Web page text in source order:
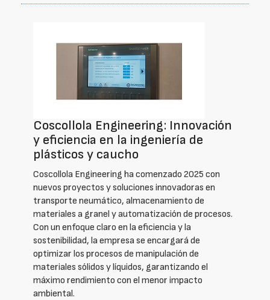
Coscollola Engineering: Innovación
y eficiencia en la ingeniería de
plásticos y caucho
Coscollola Engineering ha comenzado 2025 con
nuevos proyectos y soluciones innovadoras en
transporte neumático, almacenamiento de
materiales a granel y automatización de procesos.
Con un enfoque claro en la eficiencia y la
sostenibilidad, la empresa se encargará de
optimizar los procesos de manipulación de
materiales sólidos y líquidos, garantizando el
máximo rendimiento con el menor impacto
ambiental.